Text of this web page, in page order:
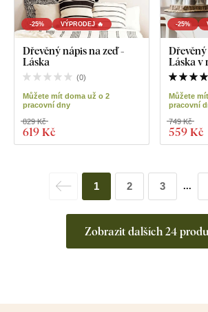
-25% VÝPRODEJ 🔥
Dřevěný nápis na zeď -
Láska
(0)
Můžete mít doma už o 2
pracovní dny
619 Kč
829 Kč
-25%
Láska v
Můžete
pracovní
559 Kč
749 Kč
Zobrazit dalších 24
1 2 3 ...